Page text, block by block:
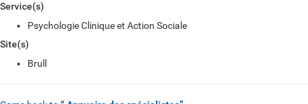
Service(s)
Psychologie Clinique et Action Sociale
Site(s)
Brull